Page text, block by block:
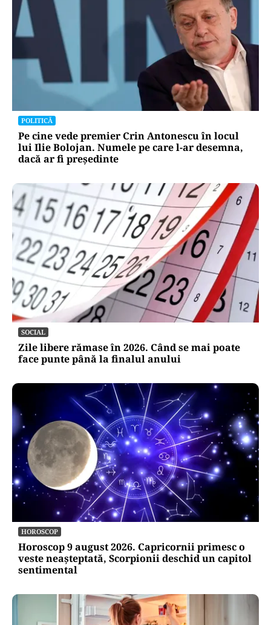
POLITICĂ
Pe cine vede premier Crin Antonescu în locul
lui Ilie Bolojan. Numele pe care l-ar desemna,
dacă ar fi președinte
SOCIAL
Zile libere rămase în 2026. Când se mai poate
face punte până la finalul anului
HOROSCOP
Horoscop 9 august 2026. Capricornii primesc o
veste neașteptată, Scorpionii deschid un capitol
sentimental